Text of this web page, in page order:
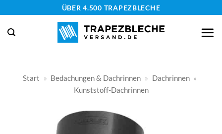
springen
ÜBER 4.500 TRAPEZBLECHE
Start » Bedachungen & Dachrinnen » Dachrinnen »
Kunststoff-Dachrinnen